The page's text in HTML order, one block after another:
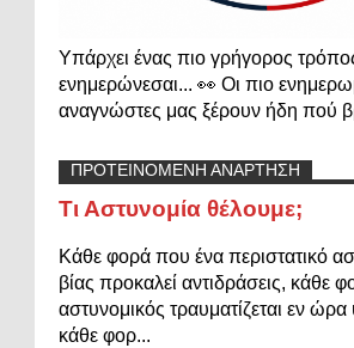
Υπάρχει ένας πιο γρήγορος
ενημερώνεσαι... 👀 Οι πιο
αναγνώστες μας ξέρουν ήδη πού
ΠΡΟΤΕΙΝΟΜΕΝΗ ΑΝΑΡΤΗΣΗ
Τι Αστυνομία θέλουμε;
Κάθε φορά που ένα περιστατικό
βίας προκαλεί αντιδράσεις, κάθε
αστυνομικός τραυματίζεται εν
κάθε φορ...